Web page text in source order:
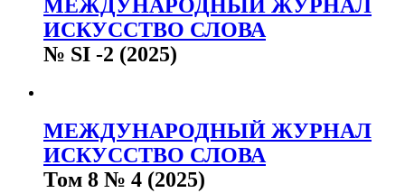
МЕЖДУНАРОДНЫЙ ЖУРНАЛ
ИСКУССТВО СЛОВА
№ SI -2 (2025)
МЕЖДУНАРОДНЫЙ ЖУРНАЛ
ИСКУССТВО СЛОВА
Том 8 № 4 (2025)